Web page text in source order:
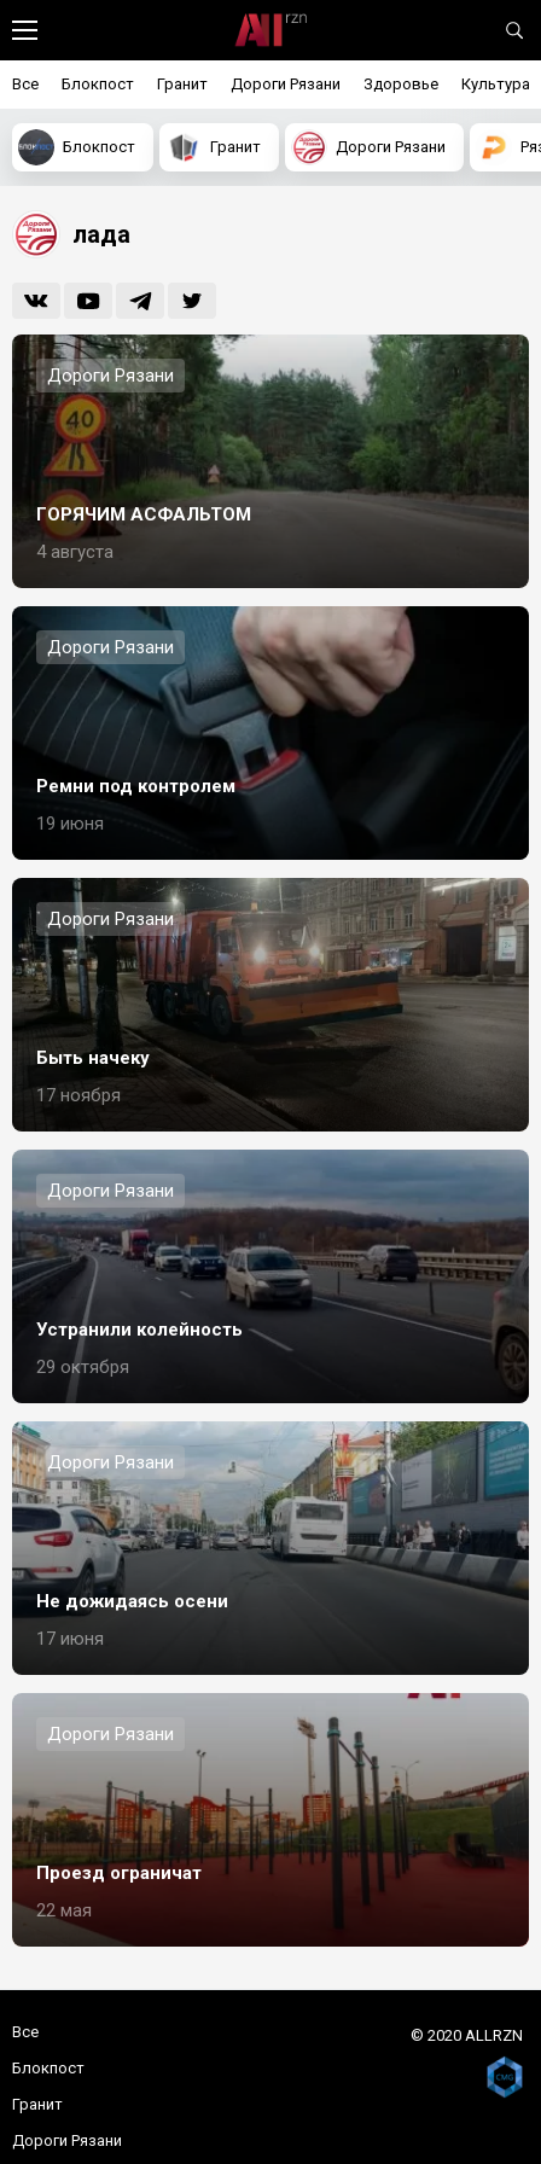
Все Блокпост Гранит Дороги Рязани Здоровье Культура
Блокпост Гранит Дороги Рязани
лада
Дороги Рязани
ГОРЯЧИМ АСФАЛЬТОМ
4 августа
Дороги Рязани
Ремни под контролем
19 июня
Дороги Рязани
Быть начеку
17 ноября
Дороги Рязани
Устранили колейность
29 октября
Дороги Рязани
Не дожидаясь осени
17 июня
Дороги Рязани
Проезд ограничат
22 мая
Все
Блокпост
Гранит
Дороги Рязани
© 2020 ALLRZN